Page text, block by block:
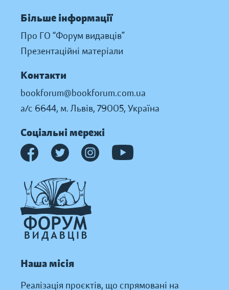
Більше інформації
Про ГО “Форум видавців”
Презентаційні матеріали
Контакти
bookforum@bookforum.com.ua
а/с 6644, м. Львів, 79005, Україна
Соціальні мережі
Наша місія
Реалізація проєктів, що спрямовані на